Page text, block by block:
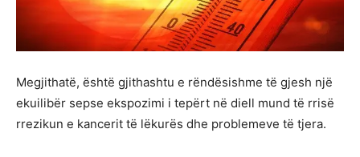
Megjithatë, është gjithashtu e rëndësishme të gjesh një
ekuilibër sepse ekspozimi i tepërt në diell mund të rrisë
rrezikun e kancerit të lëkurës dhe problemeve të tjera.